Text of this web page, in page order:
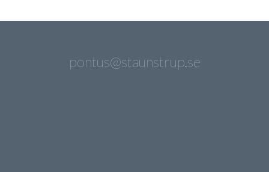
pontus@staunstrup.se